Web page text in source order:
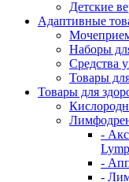
Детские
Адаптивные
Наборы
Средства
Товары
Товары для
-
-
-